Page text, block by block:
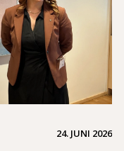
24. JUNI 2026